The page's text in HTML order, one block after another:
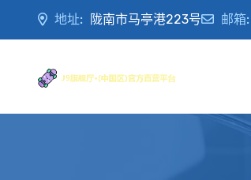
地址: 陇南市马亭港223号 邮箱: